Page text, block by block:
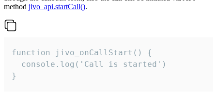
method jivo_api.startCall().
function jivo_onCallStart() {
  console.log('Call is started')
}